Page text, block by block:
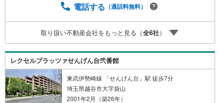
「見え方」などもしっかり確認できます・リモート相談は
ャルプランナーと1対1で・バーチャル背景でプライバシー
も安心・忙しいパートナーに変わって予め確認も・別々の
場所から家族みんなで参加もできます・お気軽にご相談下
さい～営業時間～9:30～18:30こちらのお時間でしたらお電
話でのお問合せがスムーズですお気軽にお問合せください
電話する （通話料無料）
取り扱い不動産会社をもっと見る（全6社）
レクセルプラッツァせんげん台弐番館
東武伊勢崎線 「せんげん台」駅 徒歩7分
埼玉県越谷市大字袋山
2001年2月（築26年）